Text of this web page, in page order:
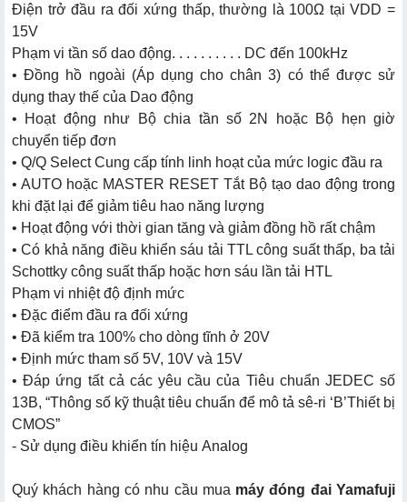
Điện trở đầu ra đối xứng thấp, thường là 100Ω tại VDD =
15V
Phạm vi tần số dao động. . . . . . . . . . DC đến 100kHz
• Đồng hồ ngoài (Áp dụng cho chân 3) có thể được sử
dụng thay thế của Dao động
• Hoạt động như Bộ chia tần số 2N hoặc Bộ hẹn giờ
chuyển tiếp đơn
• Q/Q Select Cung cấp tính linh hoạt của mức logic đầu ra
• AUTO hoặc MASTER RESET Tắt Bộ tạo dao động trong
khi đặt lại để giảm tiêu hao năng lượng
• Hoạt động với thời gian tăng và giảm đồng hồ rất chậm
• Có khả năng điều khiển sáu tải TTL công suất thấp, ba tải
Schottky công suất thấp hoặc hơn sáu lần tải HTL
Phạm vi nhiệt độ định mức
• Đặc điểm đầu ra đối xứng
• Đã kiểm tra 100% cho dòng tĩnh ở 20V
• Định mức tham số 5V, 10V và 15V
• Đáp ứng tất cả các yêu cầu của Tiêu chuẩn JEDEC số
13B, “Thông số kỹ thuật tiêu chuẩn để mô tả sê-ri ‘B’Thiết bị
CMOS”
- Sử dụng điều khiển tín hiệu Analog
Quý khách hàng có nhu cầu mua máy đóng đai Yamafuji